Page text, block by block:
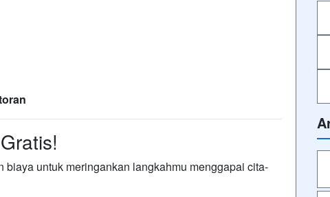
untuk meringankan langkahmu menggapai cita-